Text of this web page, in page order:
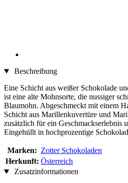
Beschreibung
Eine Schicht aus weißer Schokolade
ist eine alte Mohnsorte, die nussiger
Blaumohn. Abgeschmeckt mit einem
Schicht aus Marillenkuvertüre und
zusätzlich für ein Geschmackserlebnis
Eingehüllt in hochprozentige
Marken: Zotter Schokoladen
Herkunft: Österreich
Zusatzinformationen